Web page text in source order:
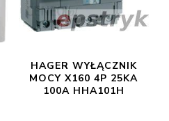
HAGER WYŁĄCZNIK
MOCY X160 4P 25KA
100A HHA101H